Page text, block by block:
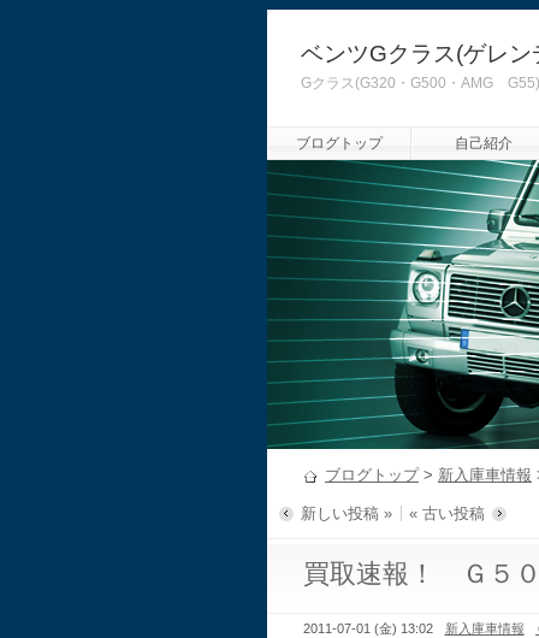
ベンツGクラス(ゲレ
Gクラス(G320・G500・AMG
ブログトップ 自己紹介
ブログトップ> 新入庫車情報
新しい投稿 » « 古い投稿
買取速報！ Ｇ５
2011-07-01 (金) 13:02 新入庫車情報